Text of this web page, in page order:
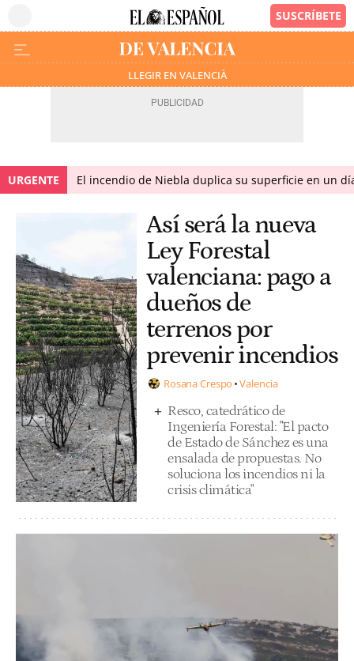
LLEGIR EN VALENCIÀ
URGENTE El incendio de Niebla duplica su superficie en un
Así será la nueva
Ley Forestal
valenciana: pago a
dueños de
terrenos por
prevenir incendios
Rosana Crespo Valencia
Resco, catedrático de
Ingeniería Forestal: "El pacto
de Estado de Sánchez es una
ensalada de propuestas. No
soluciona los incendios ni la
crisis climática"